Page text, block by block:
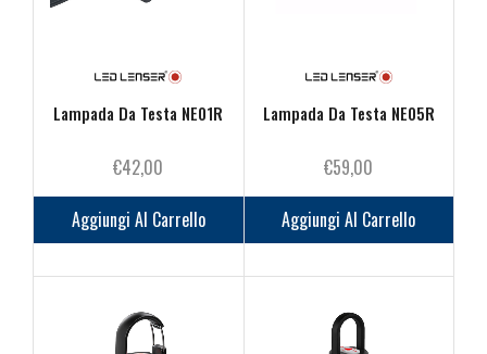
Lampada Da Testa NE01R
€42,00
Aggiungi Al Carrello
Lampada Da Testa NE05R
€59,00
Aggiungi Al Carrello